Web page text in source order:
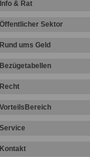
Info & Rat
Öffentlicher Sektor
Rund ums Geld
Bezügetabellen
Recht
VorteilsBereich
Service
Kontakt